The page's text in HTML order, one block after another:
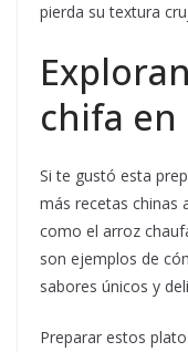
pierda su textura
chifa en
Si te gustó esta
más recetas chinas
como el arroz
son ejemplos de
sabores únicos y
Preparar estos